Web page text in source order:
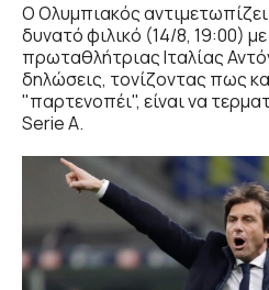
Ο Ολυμπιακός
δυνατό φιλικό (14/8, 19:00)
πρωταθλήτριας Ιταλίας
δηλώσεις, τονίζοντας πως
"παρτενοπέι", είναι να
Serie A.